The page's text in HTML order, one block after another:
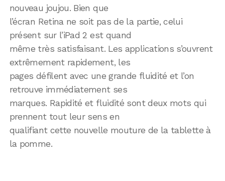
nouveau joujou. Bien que
l’écran Retina ne soit pas de la partie, celui
présent sur l’iPad 2 est quand
même très satisfaisant. Les applications s’ouvrent
extrêmement rapidement, les
pages défilent avec une grande fluidité et l’on
retrouve immédiatement ses
marques. Rapidité et fluidité sont deux mots qui
prennent tout leur sens en
qualifiant cette nouvelle mouture de la tablette à
la pomme.